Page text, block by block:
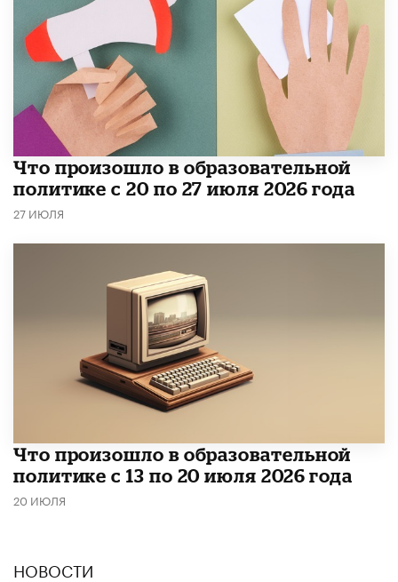
​Что произошло в образовательной
политике с 20 по 27 июля 2026 года
27 ИЮЛЯ
Что произошло в образовательной
политике с 13 по 20 июля 2026 года
20 ИЮЛЯ
НОВОСТИ